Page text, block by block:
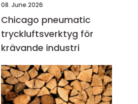
08. June 2026
Chicago pneumatic
tryckluftsverktyg för
krävande industri